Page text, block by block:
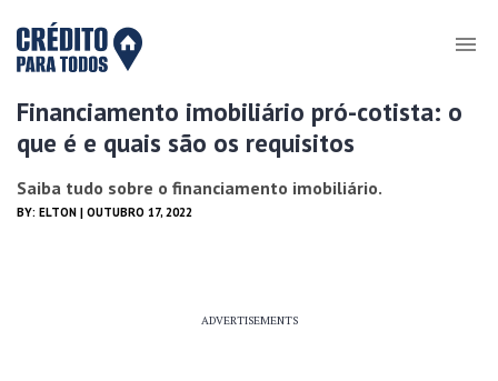
Financiamento imobiliário pró-cotista: o
que é e quais são os requisitos
Saiba tudo sobre o financiamento imobiliário.
BY: ELTON | OUTUBRO 17, 2022
ADVERTISEMENTS